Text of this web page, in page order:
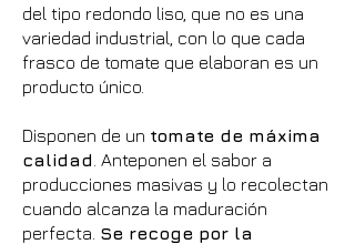
del tipo redondo liso, que no es una
variedad industrial, con lo que cada
frasco de tomate que elaboran es un
producto único.
Disponen de un tomate de máxima
calidad . Anteponen el sabor a
producciones masivas y lo recolectan
cuando alcanza la maduración
perfecta. Se recoge por la